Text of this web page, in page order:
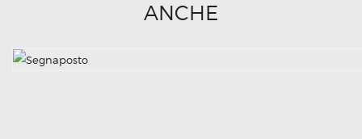
ANCHE